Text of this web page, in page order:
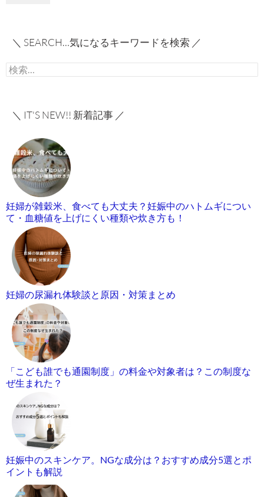
＼ SEARCH…気になるキーワードを検索 ／
検
索:
＼ IT'S NEW!! 新着記事 ／
妊婦が雑穀米、食べても大丈夫？妊娠中のハトムギについ
て・血糖値を上げにくい種類や炊き方も！
妊婦の尿漏れ体験談と原因・対策まとめ
「こども誰でも通園制度」の料金や対象者は？この制度な
ぜ生まれた？
妊娠中のスキンケア。NGな成分は？おすすめ成分5選とポ
イントも解説